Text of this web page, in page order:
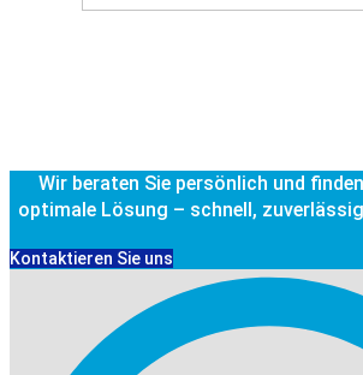
Wir beraten Sie persönlich und
optimale Lösung – schnell,
Kontaktieren Sie uns